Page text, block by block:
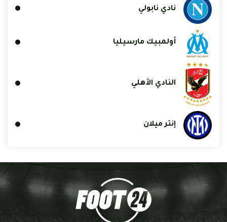
نادي نابولي
أولمبيك مارسيليا
النادي الأهلي
إنتر ميلان